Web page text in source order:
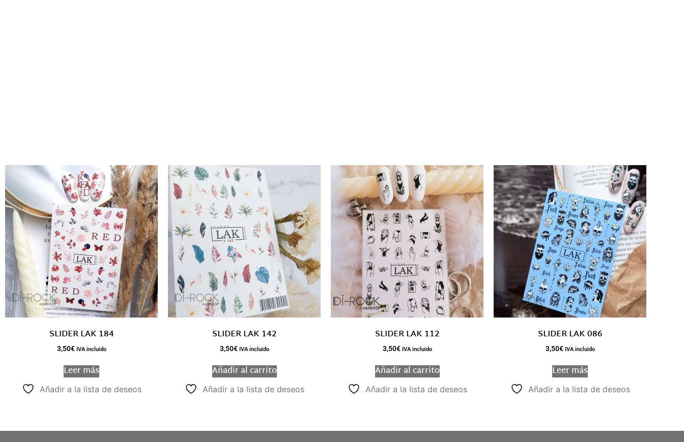
SLIDER LAK 184
3,50€ IVA incluido
Leer más
Añadir a la lista de deseos
SLIDER LAK 142
3,50€ IVA incluido
Añadir al carrito
Añadir a la lista de deseos
SLIDER LAK 112
3,50€ IVA incluido
Añadir al carrito
Añadir a la lista de deseos
SLIDER LAK 086
3,50€ IVA incluido
Leer más
Añadir a la lista de deseos